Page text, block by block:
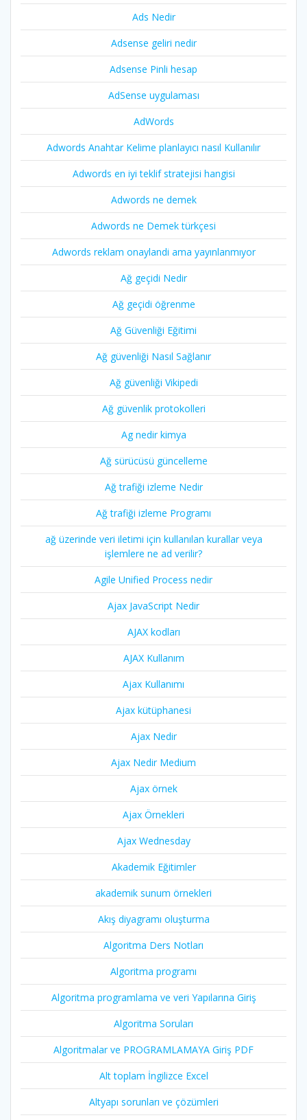
Ads Nedir
Adsense geliri nedir
Adsense Pinli hesap
AdSense uygulaması
AdWords
Adwords Anahtar Kelime planlayıcı nasıl Kullanılır
Adwords en iyi teklif stratejisi hangisi
Adwords ne demek
Adwords ne Demek türkçesi
Adwords reklam onaylandi ama yayınlanmıyor
Ağ geçidi Nedir
Ağ geçidi öğrenme
Ağ Güvenliği Eğitimi
Ağ güvenliği Nasıl Sağlanır
Ağ güvenliği Vikipedi
Ağ güvenlik protokolleri
Ag nedir kimya
Ağ sürücüsü güncelleme
Ağ trafiği izleme Nedir
Ağ trafiği izleme Programı
ağ üzerinde veri iletimi için kullanılan kurallar veya
işlemlere ne ad verilir?
Agile Unified Process nedir
Ajax JavaScript Nedir
AJAX kodları
AJAX Kullanım
Ajax Kullanımı
Ajax kütüphanesi
Ajax Nedir
Ajax Nedir Medium
Ajax örnek
Ajax Örnekleri
Ajax Wednesday
Akademik Eğitimler
akademik sunum örnekleri
Akış diyagramı oluşturma
Algoritma Ders Notları
Algoritma programı
Algoritma programlama ve veri Yapılarına Giriş
Algoritma Soruları
Algoritmalar ve PROGRAMLAMAYA Giriş PDF
Alt toplam İngilizce Excel
Altyapı sorunları ve çözümleri